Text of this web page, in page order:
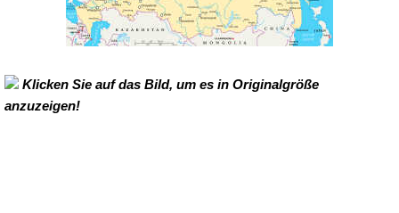
Klicken Sie auf das Bild, um es in Originalgröße
anzuzeigen!